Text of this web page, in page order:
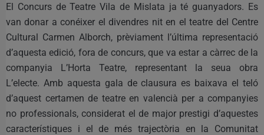
El Concurs de Teatre Vila de Mislata ja té guanyadors. Es
van donar a conéixer el divendres nit en el teatre del Centre
Cultural Carmen Alborch, prèviament l’última representació
d’aquesta edició, fora de concurs, que va estar a càrrec de la
companyia L’Horta Teatre, representant la seua obra
L’electe. Amb aquesta gala de clausura es baixava el teló
d’aquest certamen de teatre en valencià per a companyies
no professionals, considerat el de major prestigi d’aquestes
característiques i el de més trajectòria en la Comunitat